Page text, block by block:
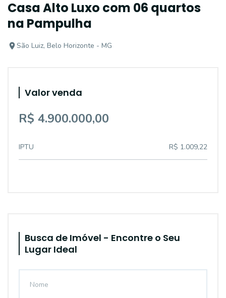
Casa Alto Luxo com 06 quartos
na Pampulha
São Luiz, Belo Horizonte - MG
Valor venda
R$ 4.900.000,00
IPTU R$ 1.009,22
Busca de Imóvel - Encontre o Seu
Lugar Ideal